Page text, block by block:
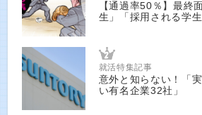
【通過率50％】最終
生」「採用される学生
就活特集記事
意外と知らない！「
い有名企業32社」